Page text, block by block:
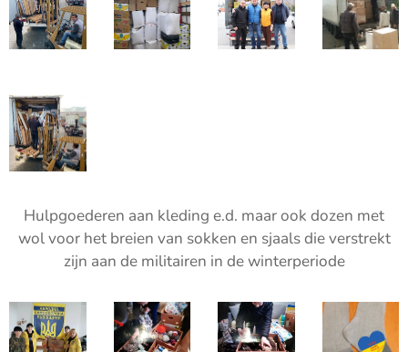
Hulpgoederen aan kleding e.d. maar ook dozen met
wol voor het breien van sokken en sjaals die verstrekt
zijn aan de militairen in de winterperiode